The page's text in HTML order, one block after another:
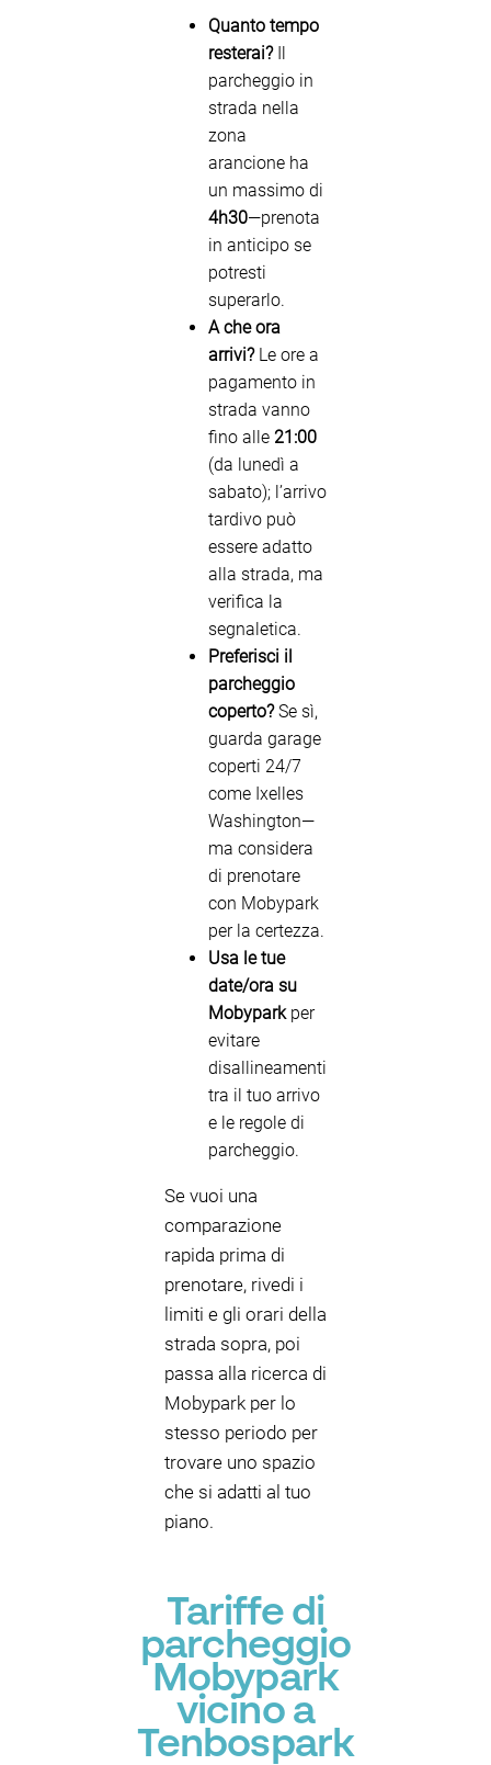
Quanto tempo
resterai?Il
parcheggio in
strada nella
zona
arancione ha
un massimo di
4h30—prenota
in anticipo se
potresti
superarlo.
A che ora
arrivi?Le ore a
pagamento in
strada vanno
fino alle 21:00
(da lunedì a
sabato); l’arrivo
tardivo può
essere adatto
alla strada, ma
verifica la
segnaletica.
Preferisci il
parcheggio
coperto?Se sì,
guarda garage
coperti 24/7
come Ixelles
Washington—
ma considera
di prenotare
con Mobypark
per la certezza.
Usa le tue
date/ora su
Mobyparkper
evitare
disallineamenti
tra il tuo arrivo
e le regole di
parcheggio.
Se vuoi una
comparazione
rapida prima di
prenotare, rivedi i
limiti e gli orari della
strada sopra, poi
passa alla ricerca di
Mobypark per lo
stesso periodo per
trovare uno spazio
che si adatti al tuo
piano.
Tariffe di
parcheggio
Mobypark
vicino a
Tenbospark